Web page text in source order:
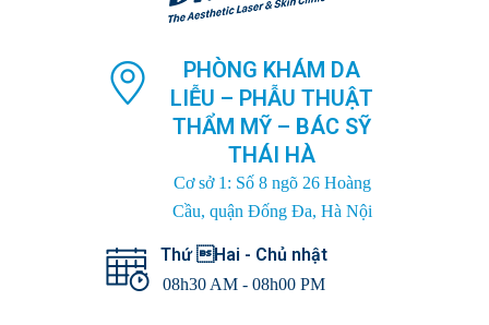
PHÒNG KHÁM DA
LIỄU – PHẪU THUẬT
THẨM MỸ – BÁC SỸ
THÁI HÀ
Cơ sở 1: Số 8 ngõ 26 Hoàng
Cầu, quận Đống Đa, Hà Nội
Thứ Hai - Chủ nhật
08h30 AM - 08h00 PM